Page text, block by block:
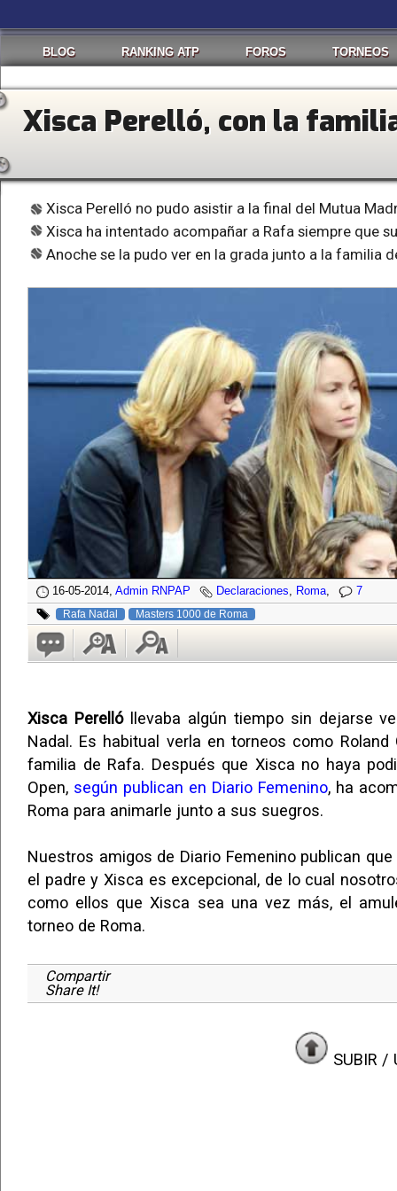
BLOG RANKING ATP FOROS TORNEOS
Xisca Perelló, con la
Xisca Perelló no pudo asistir a la final del Mutua
Xisca ha intentado acompañar a Rafa siempre que
Anoche se la pudo ver en la grada junto a la familia
16-05-2014, Admin RNPAP Declaraciones, Roma, 7
Rafa Nadal Masters 1000 de Roma
Xisca Perellóllevaba algún tiempo sin dejarse
Nadal. Es habitual verla en torneos como
familia de Rafa. Después que Xisca no haya
Open, según publican en Diario Femenino, ha
Roma para animarle junto a sus suegros.
Nuestros amigos de Diario Femenino publican
el padre y Xisca es excepcional, de lo cual
como ellos que Xisca sea una vez más, el
torneo de Roma.
Compartir
Share It!
SUBIR /